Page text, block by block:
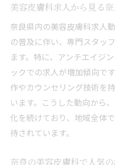
美容皮膚科求人から見る
奈良県内の美容皮膚科求人
の普及に伴い、専門スタッ
ます。特に、アンチエイジ
ックでの求人が増加傾向で
作やカウンセリング技術を
います。こうした動向から
化を続けており、地域全体
待されています。
奈良の美容皮膚科で人気